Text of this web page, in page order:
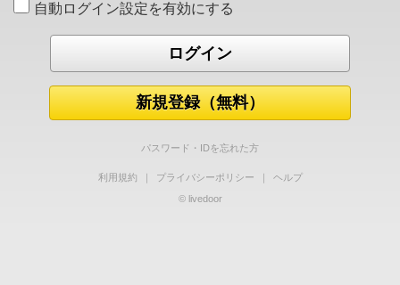
自動ログイン設定を有効にする
新規登録（無料）
パスワード・IDを忘れた方
利用規約 ｜ プライバシーポリシー ｜
ヘルプ
© livedoor